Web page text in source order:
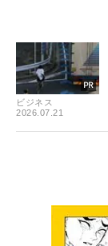
ビジネス
2026.07.21